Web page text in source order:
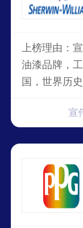
上榜理由：
油漆品牌，
国，世界历
料产品的专
宣